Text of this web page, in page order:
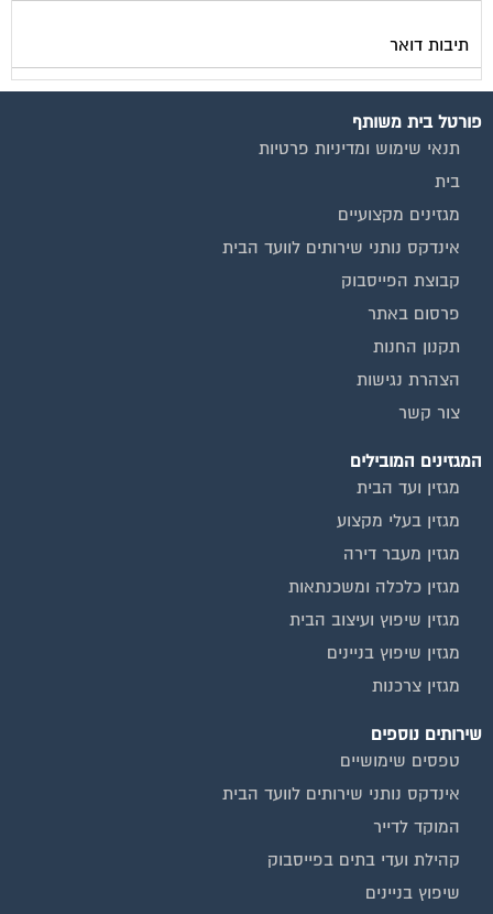
תיבות דואר
פורטל בית משותף
תנאי שימוש ומדיניות פרטיות
בית
מגזינים מקצועיים
אינדקס נותני שירותים לוועד הבית
קבוצת הפייסבוק
פרסום באתר
תקנון החנות
הצהרת נגישות
צור קשר
המגזינים המובילים
מגזין ועד הבית
מגזין בעלי מקצוע
מגזין מעבר דירה
מגזין כלכלה ומשכנתאות
מגזין שיפוץ ועיצוב הבית
מגזין שיפוץ בניינים
מגזין צרכנות
שירותים נוספים
טפסים שימושיים
אינדקס נותני שירותים לוועד הבית
המוקד לדייר
קהילת ועדי בתים בפייסבוק
שיפוץ בניינים